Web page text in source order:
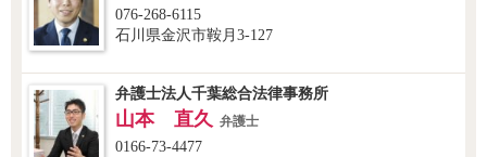
076-268-6115
石川県金沢市鞍月3-127
弁護士法人千葉総合法律事務所
山本 直久 弁護士
0166-73-4477